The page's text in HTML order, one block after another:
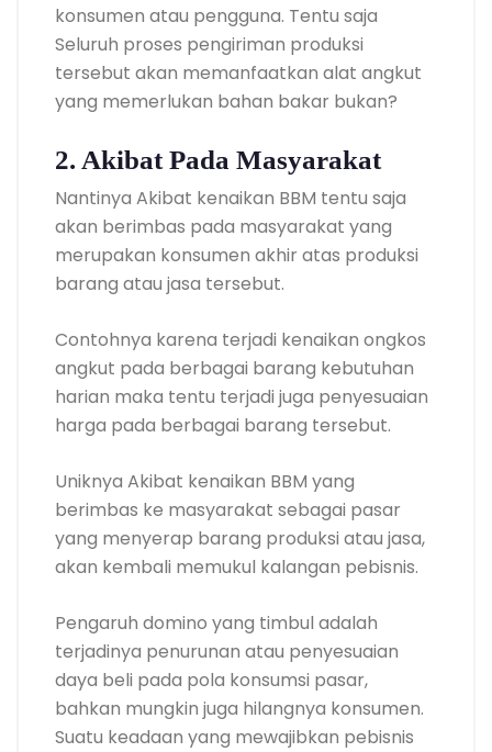
konsumen atau pengguna. Tentu saja
Seluruh proses pengiriman produksi
tersebut akan memanfaatkan alat angkut
yang memerlukan bahan bakar bukan?
2. Akibat Pada Masyarakat
Nantinya Akibat kenaikan BBM tentu saja
akan berimbas pada masyarakat yang
merupakan konsumen akhir atas produksi
barang atau jasa tersebut.
Contohnya karena terjadi kenaikan ongkos
angkut pada berbagai barang kebutuhan
harian maka tentu terjadi juga penyesuaian
harga pada berbagai barang tersebut.
Uniknya Akibat kenaikan BBM yang
berimbas ke masyarakat sebagai pasar
yang menyerap barang produksi atau jasa,
akan kembali memukul kalangan pebisnis.
Pengaruh domino yang timbul adalah
terjadinya penurunan atau penyesuaian
daya beli pada pola konsumsi pasar,
bahkan mungkin juga hilangnya konsumen.
Suatu keadaan yang mewajibkan pebisnis